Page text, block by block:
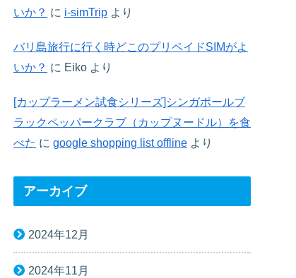
いか？ に i-simTrip より
バリ島旅行に行く時どこのプリペイドSIMがよ
いか？ に Eiko より
[カップラーメン試食シリーズ]シンガポールブ
ラックペッパークラブ（カップヌードル）を食
べた に google shopping list offline より
アーカイブ
2024年12月
2024年11月